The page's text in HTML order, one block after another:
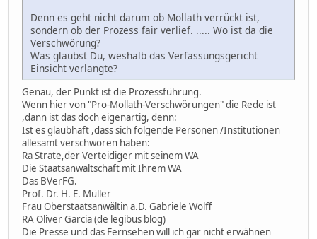
Denn es geht nicht darum ob Mollath verrückt ist,
sondern ob der Prozess fair verlief. ..... Wo ist da die
Verschwörung?
Was glaubst Du, weshalb das Verfassungsgericht
Einsicht verlangte?
Genau, der Punkt ist die Prozessführung.
Wenn hier von "Pro-Mollath-Verschwörungen" die Rede ist
,dann ist das doch eigenartig, denn:
Ist es glaubhaft ,dass sich folgende Personen /Institutionen
allesamt verschworen haben:
Ra Strate,der Verteidiger mit seinem WA
Die Staatsanwaltschaft mit Ihrem WA
Das BVerFG.
Prof. Dr. H. E. Müller
Frau Oberstaatsanwältin a.D. Gabriele Wolff
RA Oliver Garcia (de legibus blog)
Die Presse und das Fernsehen will ich gar nicht erwähnen